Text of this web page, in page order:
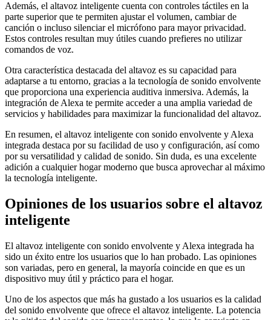
Además, el altavoz inteligente cuenta con controles táctiles en la
parte superior que te permiten ajustar el volumen, cambiar de
canción o incluso silenciar el micrófono para mayor privacidad.
Estos controles resultan muy útiles cuando prefieres no utilizar
comandos de voz.
Otra característica destacada del altavoz es su capacidad para
adaptarse a tu entorno, gracias a la tecnología de sonido envolvente
que proporciona una experiencia auditiva inmersiva. Además, la
integración de Alexa te permite acceder a una amplia variedad de
servicios y habilidades para maximizar la funcionalidad del altavoz.
En resumen, el altavoz inteligente con sonido envolvente y Alexa
integrada destaca por su facilidad de uso y configuración, así como
por su versatilidad y calidad de sonido. Sin duda, es una excelente
adición a cualquier hogar moderno que busca aprovechar al máximo
la tecnología inteligente.
Opiniones de los usuarios sobre el altavoz
inteligente
El altavoz inteligente con sonido envolvente y Alexa integrada ha
sido un éxito entre los usuarios que lo han probado. Las opiniones
son variadas, pero en general, la mayoría coincide en que es un
dispositivo muy útil y práctico para el hogar.
Uno de los aspectos que más ha gustado a los usuarios es la calidad
del sonido envolvente que ofrece el altavoz inteligente. La potencia